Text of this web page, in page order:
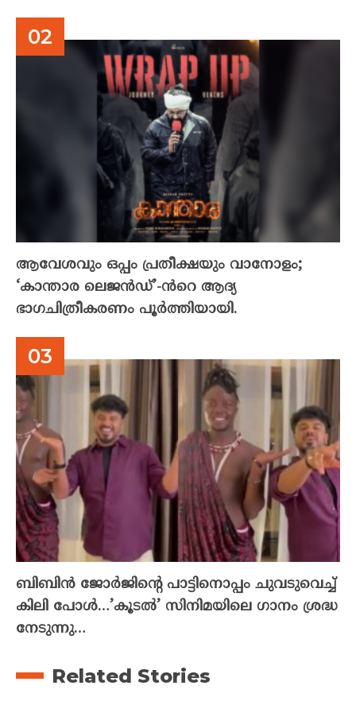
ആവേശവും ഒപ്പം പ്രതീക്ഷയും വാനോളം;
‘കാന്താര ലെജൻഡ്’-ൻറെ ആദ്യ
ഭാഗചിത്രീകരണം പൂർത്തിയായി.
ബിബിൻ ജോർജിന്റെ പാട്ടിനൊപ്പം ചുവടുവെച്ച്
കിലി പോൾ…’കൂടൽ’ സിനിമയിലെ ഗാനം ശ്രദ്ധ
നേടുന്നു…
Related Stories